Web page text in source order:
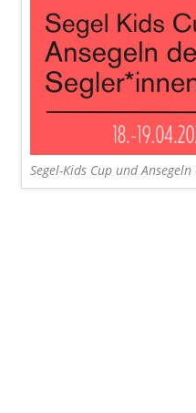
Segel-Kids Cup und